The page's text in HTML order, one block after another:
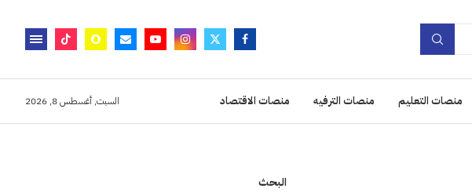
منصات التعليم منصات الترفيه منصات الاقتصاد السبت, أغسطس 8, 2026
البحث